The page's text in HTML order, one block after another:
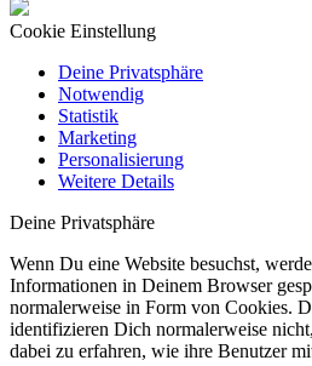
Cookie Einstellung
Deine Privatsphäre
Notwendig
Statistik
Marketing
Personalisierung
Weitere Details
Deine Privatsphäre
Wenn Du eine Website besuchst,
Informationen in Deinem Browser
normalerweise in Form von Cookies.
identifizieren Dich normalerweise
dabei zu erfahren, wie ihre Benutzer